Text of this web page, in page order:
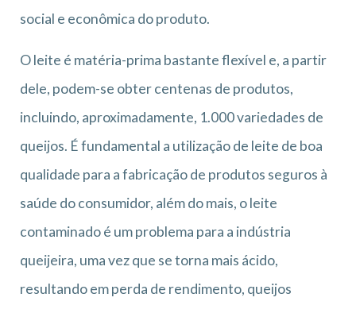
social e econômica do produto.
O leite é matéria-prima bastante flexível e, a partir
dele, podem-se obter centenas de produtos,
incluindo, aproximadamente, 1.000 variedades de
queijos. É fundamental a utilização de leite de boa
qualidade para a fabricação de produtos seguros à
saúde do consumidor, além do mais, o leite
contaminado é um problema para a indústria
queijeira, uma vez que se torna mais ácido,
resultando em perda de rendimento, queijos